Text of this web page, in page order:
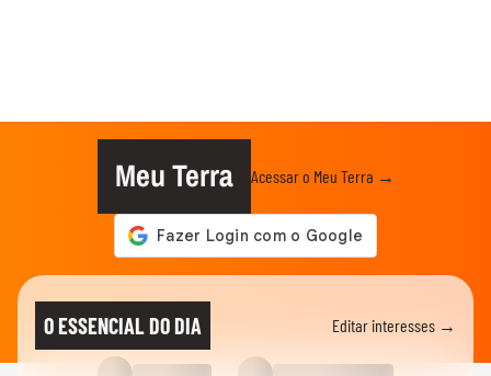
Meu Terra Acessar o Meu Terra →
O ESSENCIAL DO DIA Editar interesses →